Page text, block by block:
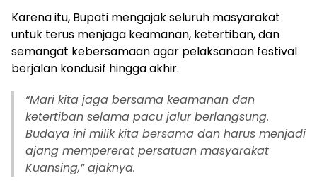
Karena itu, Bupati mengajak seluruh masyarakat
untuk terus menjaga keamanan, ketertiban, dan
semangat kebersamaan agar pelaksanaan festival
berjalan kondusif hingga akhir.
“Mari kita jaga bersama keamanan dan
ketertiban selama pacu jalur berlangsung.
Budaya ini milik kita bersama dan harus menjadi
ajang mempererat persatuan masyarakat
Kuansing,” ajaknya.